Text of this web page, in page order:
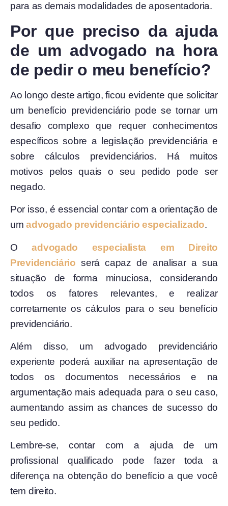
para as demais modalidades de aposentadoria.
Por que preciso da ajuda
de um advogado na hora
de pedir o meu benefício?
Ao longo deste artigo, ficou evidente que solicitar
um benefício previdenciário pode se tornar um
desafio complexo que requer conhecimentos
específicos sobre a legislação previdenciária e
sobre cálculos previdenciários. Há muitos
motivos pelos quais o seu pedido pode ser
negado.
Por isso, é essencial contar com a orientação de
umadvogado previdenciário especializado.
Oadvogado especialista em Direito
Previdenciário será capaz de analisar a sua
situação de forma minuciosa, considerando
todos os fatores relevantes, e realizar
corretamente os cálculos para o seu benefício
previdenciário.
Além disso, um advogado previdenciário
experiente poderá auxiliar na apresentação de
todos os documentos necessários e na
argumentação mais adequada para o seu caso,
aumentando assim as chances de sucesso do
seu pedido.
Lembre-se, contar com a ajuda de um
profissional qualificado pode fazer toda a
diferença na obtenção do benefício a que você
tem direito.